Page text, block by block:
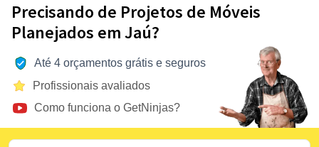
Precisando de Projetos de Móveis
Planejados em Jaú?
Até 4 orçamentos grátis e seguros
Profissionais avaliados
Como funciona o GetNinjas?